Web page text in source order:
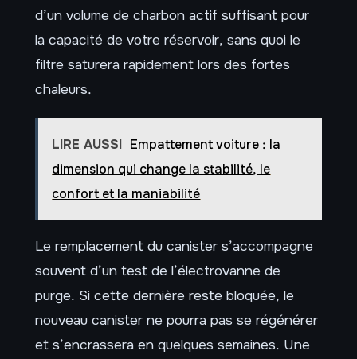
d’un volume de charbon actif suffisant pour
la capacité de votre réservoir, sans quoi le
filtre saturera rapidement lors des fortes
chaleurs.
LIRE AUSSI Empattement voiture : la
dimension qui change la stabilité, le
confort et la maniabilité
Le remplacement du canister s’accompagne
souvent d’un test de l’électrovanne de
purge. Si cette dernière reste bloquée, le
nouveau canister ne pourra pas se régénérer
et s’encrassera en quelques semaines. Une